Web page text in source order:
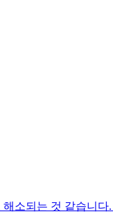
소되는 것 같습니다